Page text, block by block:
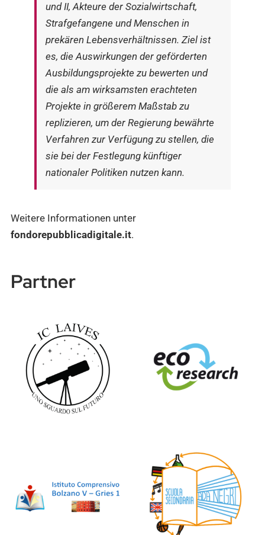
und II, Akteure der Sozialwirtschaft,
Strafgefangene und Menschen in
prekären Lebensverhältnissen. Ziel ist
es, die Auswirkungen der geförderten
Ausbildungsprojekte zu bewerten und
die als am wirksamsten erachteten
Projekte in größerem Maßstab zu
replizieren, um der Regierung bewährte
Verfahren zur Verfügung zu stellen, die
sie bei der Festlegung künftiger
nationaler Politiken nutzen kann.
Weitere Informationen unter
fondorepubblicadigitale.it.
Partner